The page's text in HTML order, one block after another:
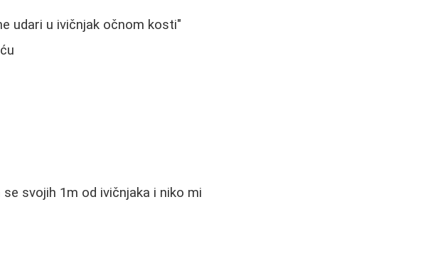
udari u ivičnjak očnom kosti"
svojih 1m od ivičnjaka i niko mi